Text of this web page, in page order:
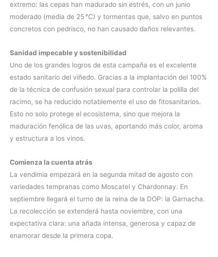
extremo: las cepas han madurado sin estrés, con un junio
moderado (media de 25 °C) y tormentas que, salvo en puntos
concretos con pedrisco, no han causado daños relevantes.
Sanidad impecable y sostenibilidad
Uno de los grandes logros de esta campaña es el excelente
estado sanitario del viñedo. Gracias a la implantación del 100%
de la técnica de confusión sexual para controlar la polilla del
racimo, se ha reducido notablemente el uso de fitosanitarios.
Esto no solo protege el ecosistema, sino que mejora la
maduración fenólica de las uvas, aportando más color, aroma
y estructura a los vinos.
Comienza la cuenta atrás
La vendimia empezará en la segunda mitad de agosto con
variedades tempranas como Moscatel y Chardonnay. En
septiembre llegará el turno de la reina de la DOP: la Garnacha.
La recolección se extenderá hasta noviembre, con una
expectativa clara: una añada intensa, generosa y capaz de
enamorar desde la primera copa.